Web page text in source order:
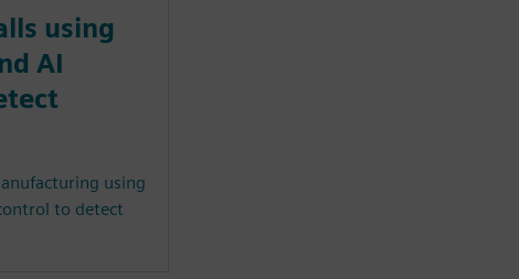
using
AI
using
to detect